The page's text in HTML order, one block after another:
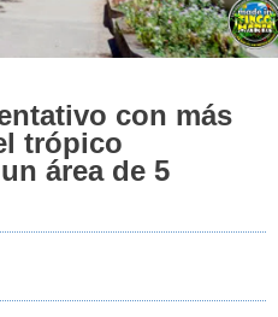
con más
trópico
área de 5